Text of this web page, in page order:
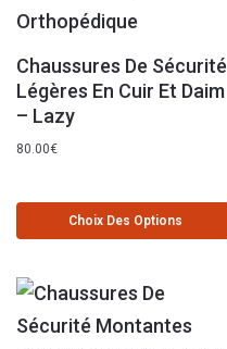
Chaussures De Sécurité
Légères En Cuir Et Daim
– Lazy
80.00€
Choix Des Options